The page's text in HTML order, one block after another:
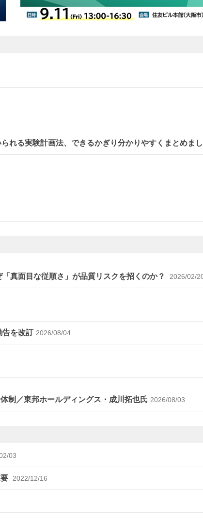
れる実験計画法、できるかぎり分かりやすくまとめま
真面目な従順さ」が品質リスクを招くのか？
2026/02/
告を改訂 2026/08/04
制／東邦ホールディングス・成川拓也氏 2026/08/03
03
2022/12/16